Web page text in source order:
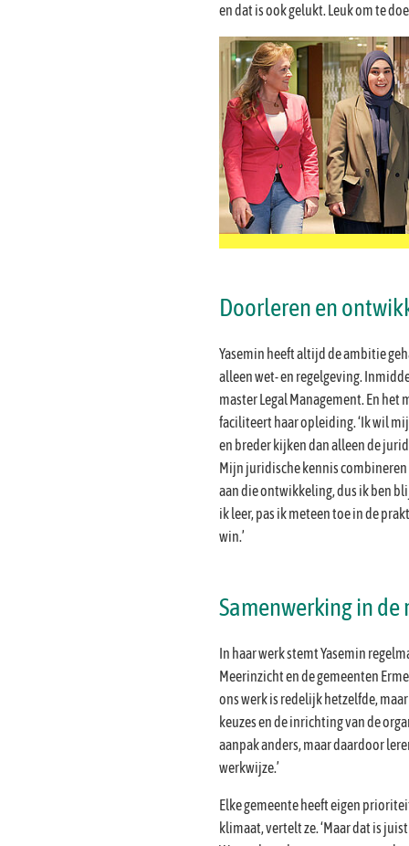
en dat is ook gelukt. Leuk om te
Doorleren en
Yasemin heeft altijd de ambitie
alleen wet- en regelgeving.
master Legal Management. En het
faciliteert haar opleiding. ‘Ik wil
en breder kijken dan alleen de
Mijn juridische kennis
aan die ontwikkeling, dus ik ben
ik leer, pas ik meteen toe in de
win.’
Samenwerking in de
In haar werk stemt Yasemin
Meerinzicht en de gemeenten
ons werk is redelijk hetzelfde,
keuzes en de inrichting van de
aanpak anders, maar daardoor
werkwijze.’
Elke gemeente heeft eigen
klimaat, vertelt ze. ‘Maar dat is